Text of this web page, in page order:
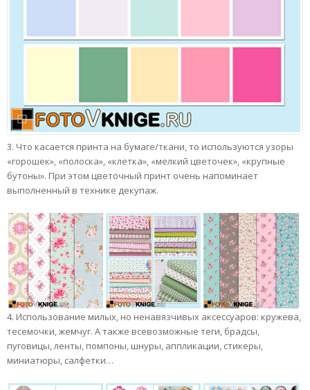
3. Что касается принта на бумаге/ткани, то используются узоры
«горошек», «полоска», «клетка», «мелкий цветочек», «крупные
бутоны». При этом цветочный принт очень напоминает
выполненный в технике декупаж.
4. Использование милых, но ненавязчивых аксессуаров: кружева,
тесемочки, жемчуг. А также всевозможные теги, брадсы,
пуговицы, ленты, помпоны, шнуры, аппликации, стикеры,
миниатюры, салфетки…